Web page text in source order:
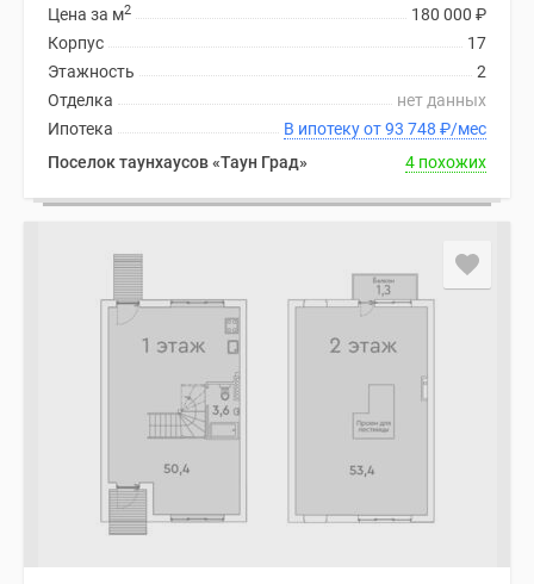
180 000 ₽
Цена за м2
17
Корпус
2
Этажность
нет данных
Отделка
В ипотеку от 93 748 ₽/мес
Ипотека
Поселок таунхаусов «Таун Град»
4 похожих